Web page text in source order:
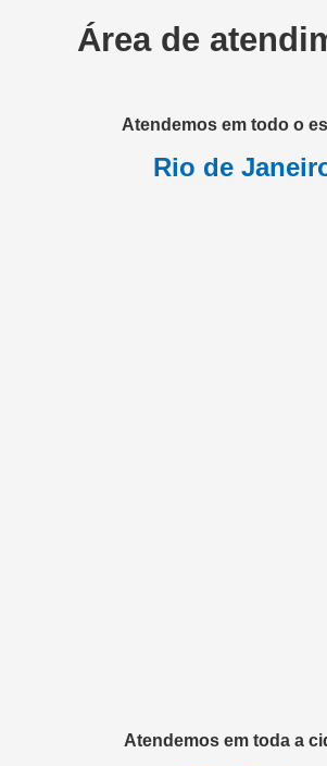
Área de
Atendemos em todo o
Rio de
Atendemos em toda a